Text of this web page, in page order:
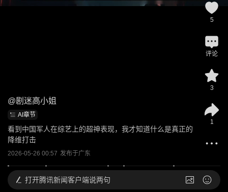
@剧迷高小姐
AI章节
看到中国军人在综艺上的超神表现，我才知道什么是真正的
降维打击
2026-05-26 00:57 发布于广东
5
评论
3
1
打开腾讯新闻客户端说两句